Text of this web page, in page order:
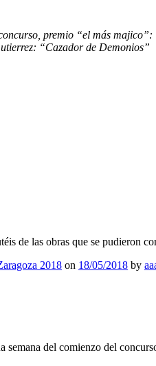
premio “el más majico”:
“Cazador de Demonios”
de las obras que se pudieron
2018 on 18/05/2018 by
del comienzo del